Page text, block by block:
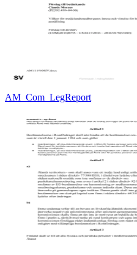
AM_Com_LegReport